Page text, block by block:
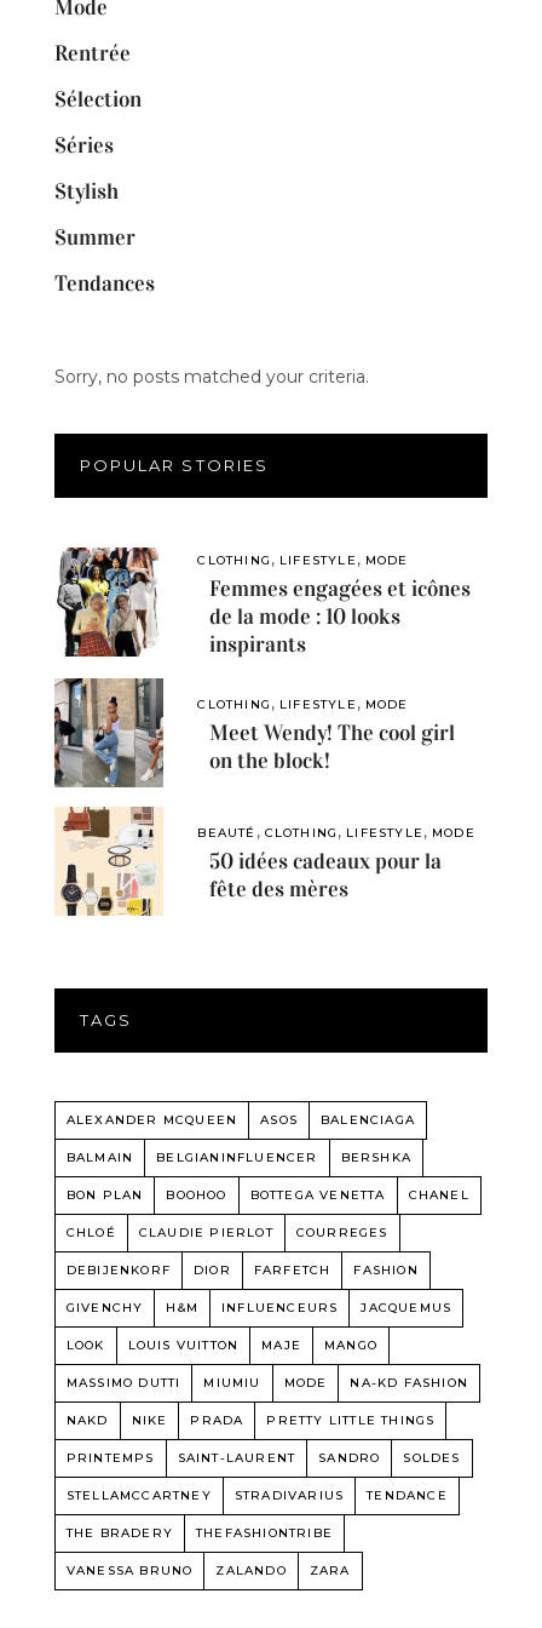
Mode
Rentrée
Sélection
Séries
Stylish
Summer
Tendances
Sorry, no posts matched your criteria.
POPULAR STORIES
CLOTHING , LIFESTYLE , MODE
Femmes engagées et icônes
de la mode : 10 looks
inspirants
CLOTHING , LIFESTYLE , MODE
Meet Wendy! The cool girl
on the block!
BEAUTÉ , CLOTHING , LIFESTYLE , MODE
50 idées cadeaux pour la
fête des mères
TAGS
ALEXANDER MCQUEEN ASOS BALENCIAGA
BALMAIN BELGIANINFLUENCER BERSHKA
BON PLAN BOOHOO BOTTEGA VENETTA CHANEL
CHLOÉ CLAUDIE PIERLOT COURREGES
DEBIJENKORF DIOR FARFETCH FASHION
GIVENCHY H&M INFLUENCEURS JACQUEMUS
LOOK LOUIS VUITTON MAJE MANGO
MASSIMO DUTTI MIUMIU MODE NA-KD FASHION
NAKD NIKE PRADA PRETTY LITTLE THINGS
PRINTEMPS SAINT-LAURENT SANDRO SOLDES
STELLAMCCARTNEY STRADIVARIUS TENDANCE
THE BRADERY THEFASHIONTRIBE
VANESSA BRUNO ZALANDO ZARA